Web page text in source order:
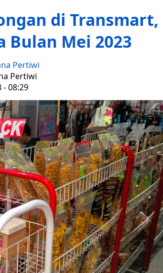
di Transmart,
Bulan Mei 2023
Pertiwi
Pertiwi
- 08:29